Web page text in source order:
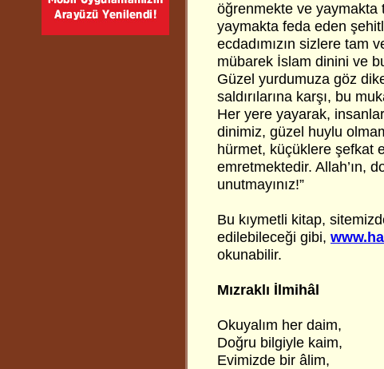
öğrenmekte ve yaymakta
yaymakta feda eden
ecdadımızın sizlere tam
mübarek İslam dinini ve
Güzel yurdumuza göz
saldırılarına karşı, bu
Her yere yayarak,
dinimiz, güzel huylu
hürmet, küçüklere şefkat
emretmektedir. Allah’ın,
unutmayınız!”
Bu kıymetli kitap,
edilebileceği gibi,
okunabilir.
Mızraklı İlmihâl
Okuyalım her daim,
Doğru bilgiyle kaim,
Evimizde bir âlim,